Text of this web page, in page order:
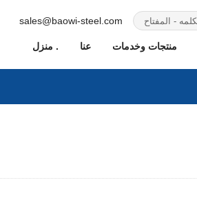
sales@baowi-steel.com
منزل . عنا منتجات وخدمات